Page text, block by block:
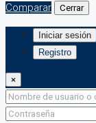
Comparar Cerrar
Iniciar sesión
Registro
×